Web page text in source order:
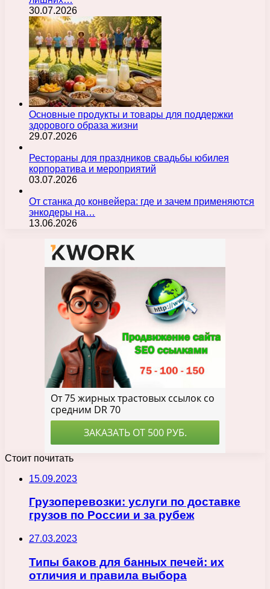
30.07.2026
Основные продукты и товары для поддержки
здорового образа жизни
29.07.2026
Рестораны для праздников свадьбы юбилея
корпоратива и мероприятий
03.07.2026
От станка до конвейера: где и зачем применяются
энкодеры на…
13.06.2026
Стоит почитать
15.09.2023
Грузоперевозки: услуги по доставке
грузов по России и за рубеж
27.03.2023
Типы баков для банных печей: их
отличия и правила выбора